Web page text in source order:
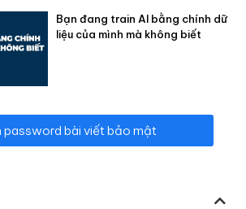
Bạn đang train AI bằng chính dữ
liệu của mình mà không biết
password bài viết bảo mật